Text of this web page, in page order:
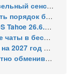
HPC с DeepPix
блоков шторки
общего доступа к экрану
ChatGPT
займут решения для ИИ
эксплойтами